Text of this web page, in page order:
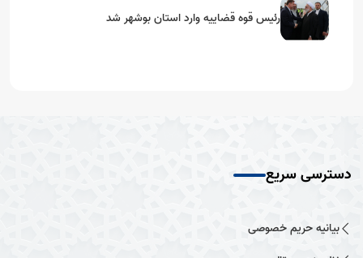
رئیس قوه قضاییه وارد استان بوشهر شد
دسترسی سریع
بیانیه حریم خصوصی